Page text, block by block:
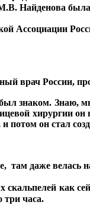
Найденова
Ассоциации
врач России,
знаком. Знаю,
хирургии
он стал
там даже
скальпелей как
три часа.